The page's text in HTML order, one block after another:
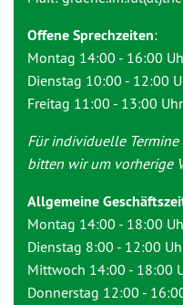
Offene Sprechzeiten:
Montag 14:00 - 16:00
Dienstag 10:00 - 12:00
Freitag 11:00 - 13:00 Uhr
Für individuelle
bitten wir um vorherige
Allgemeine
Montag 14:00 - 18:00
Dienstag 8:00 - 12:00
Mittwoch 14:00 - 18:00
Donnerstag 12:00 -